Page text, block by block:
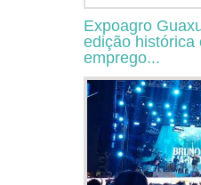
Expoagro
edição histórica
emprego...